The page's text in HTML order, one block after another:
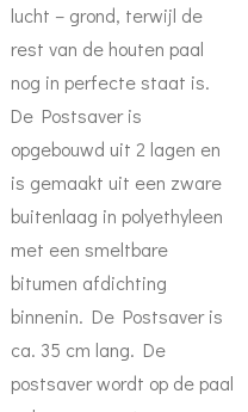
lucht – grond, terwijl de
rest van de houten paal
nog in perfecte staat is.
De Postsaver is
opgebouwd uit 2 lagen en
is gemaakt uit een zware
buitenlaag in polyethyleen
met een smeltbare
bitumen afdichting
binnenin. De Postsaver is
ca. 35 cm lang. De
postsaver wordt op de paal